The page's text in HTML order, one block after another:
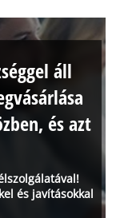
és javításokkal
áll
és azt